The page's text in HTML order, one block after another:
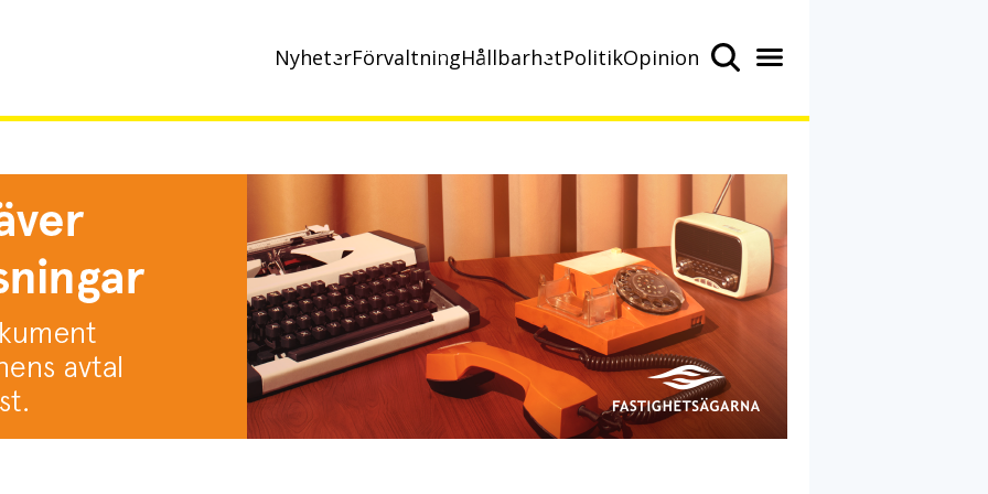
NyheterFörvaltningHållbarhetPolitikOpinion